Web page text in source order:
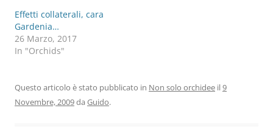
Effetti collaterali, cara
Gardenia…
26 Marzo, 2017
In "Orchids"
Questo articolo è stato pubblicato in Non solo orchidee il9
Novembre, 2009da Guido.